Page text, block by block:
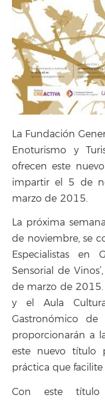
La Fundación
Enoturismo y
ofrecen este
impartir el 5 de
marzo de 2015.
La próxima
de noviembre, se
Especialistas en
Sensorial de
de marzo de 2015.
y el Aula
Gastronómico
proporcionarán a
este nuevo título
práctica que
Con este